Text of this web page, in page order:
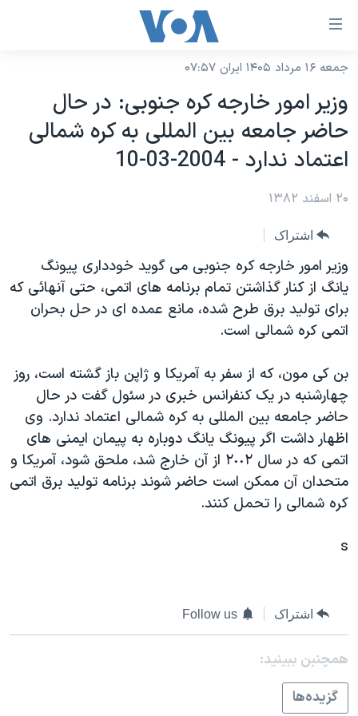
لینکهای
دسترسی
جهش
محتوای
اصلی
به
صفحه
جهش
به
جستجو
نسخه سبک وب‌سایت
موضوع ها
آمریکا
جهان
ورزشی
گزیده‌ها
ویژه برنامه‌ها
فرهنگ و زندگی
حقوق شهروندی
اقتصادی
علم و فناوری
اسرائیل در جنگ
برنامه های تلویزیونی
جدول برنامه ها
صفحه‌های ویژه
جام جهانی ۲۰۲۶
عملیات خشم حماسی
۲۵۰سالگی آمریکا
مستندها
انتخابات ریاست جمهوری آمریکا ۲۰۲۴
حمله جمهوری اسلامی به اسرائیل
رمز مهسا
ورزش زنان در ایران
چهل سال گروگان‌گیری
قانون شفافیت دارائی کادر رهبری ایران
اعتراضات مردمی آبان ۹۸
فرکانس‌های صدای آمریکا
پخش رادیویی
یادگیری زبان انگلیسی
دنبال کنید
زبانهای مختلف
جمعه ۱۶ مرداد ۱۴۰۵ ایران ۰۷:۵۷
وزير امور خارجه کره جنوبی: در حال
حاضر جامعه بين المللی به کره شمالی
اعتماد ندارد - 2004-03-10
۲۰ اسفند ۱۳۸۲
اشتراک
وزير امور خارجه کره جنوبی می گويد خودداری پيونگ
يانگ از کنار گذاشتن تمام برنامه های اتمی، حتی آنهائی که
برای توليد برق طرح شده، مانع عمده ای در حل بحران
اتمی کره شمالی است.
بن کی مون، که از سفر به آمريکا و ژاپن باز گشته است، روز
چهارشنبه در يک کنفرانس خبری در سئول گفت در حال
حاضر جامعه بين المللی به کره شمالی اعتماد ندارد. وی
اظهار داشت اگر پيونگ يانگ دوباره به پيمان ايمنی های
اتمی که در سال ٢٠٠٢ از آن خارج شد، ملحق شود، آمريکا و
متحدان آن ممکن است حاضر شوند برنامه توليد برق اتمی
کره شمالی را تحمل کنند.
s
اشتراک Follow us
همچنبن ببینید:
گزيده‌ها